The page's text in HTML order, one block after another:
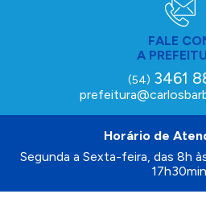
FALE
A
(54) 3461
Horário de
Segunda a Sexta-feira, das 8h